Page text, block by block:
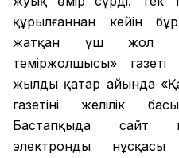
құрылғаннан кейін
жатқан үш жол
теміржолшысы» газеті
жылдың қаңтар айында
газетінің желілік
Бастапқыда сайт
электронды